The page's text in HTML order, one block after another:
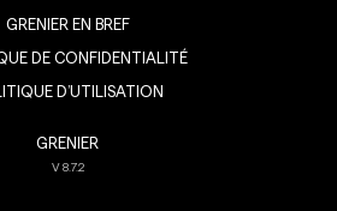
GRENIER EN BREF
DE CONFIDENTIALITÉ
D’UTILISATION
GRENIER
V8.7.2